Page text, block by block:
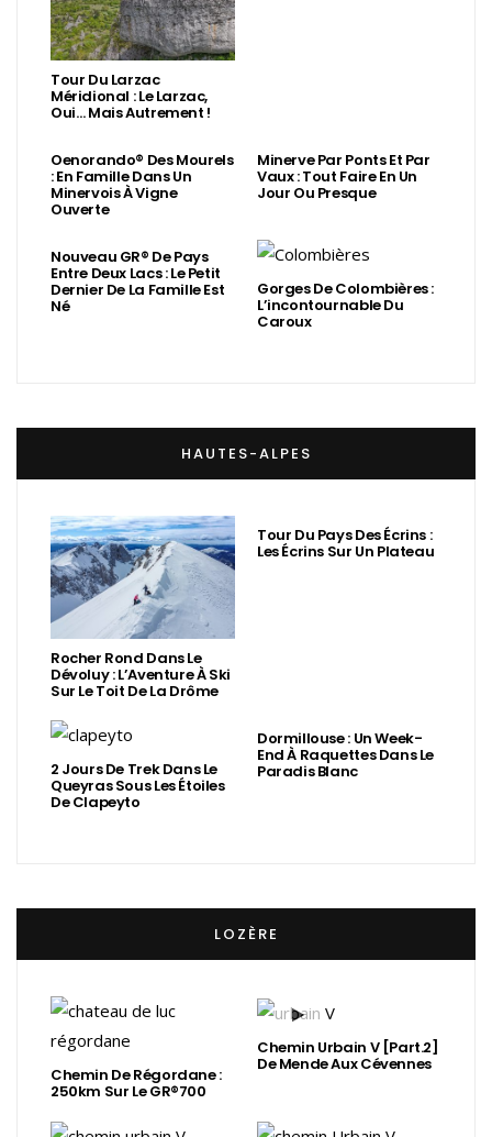
Tour Du Larzac
Méridional : Le Larzac,
Oui… Mais Autrement !
Oenorando® Des Mourels
: En Famille Dans Un
Minervois À Vigne
Ouverte
Minerve Par Ponts Et Par
Vaux : Tout Faire En Un
Jour Ou Presque
Nouveau GR® De Pays
Entre Deux Lacs : Le Petit
Dernier De La Famille Est
Né
Gorges De Colombières :
L’incontournable Du
Caroux
HAUTES-ALPES
Rocher Rond Dans Le
Dévoluy : L’Aventure À Ski
Sur Le Toit De La Drôme
Tour Du Pays Des Écrins :
Les Écrins Sur Un Plateau
2 Jours De Trek Dans Le
Queyras Sous Les Étoiles
De Clapeyto
Dormillouse : Un Week-
End À Raquettes Dans Le
Paradis Blanc
LOZÈRE
Chemin De Régordane :
250km Sur Le GR®700
Chemin Urbain V [Part.2]
De Mende Aux Cévennes